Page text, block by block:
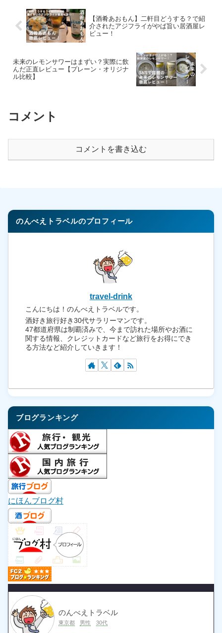
【酒肴あおもん】二軒目どうする？で紹
介されたアジフライがやば旨い居酒屋レ
ビュー！
未来のレモンサワーはまずい？実際に飲
んだ正直レビュー【プレーン・オリジナ
ル比較】
コメント
コメントを書き込む
のんべえトラベルのプロフィール
travel-drink
こんにちは！のんべえトラベルです。
酒好き旅行好き30代サラリーマンです。
47都道府県は制覇済みで、今まで訪れた場所やお酒に
関する情報、クレジットカードなど旅行をお得にでき
る方法など紹介していきます！
ブログランキング
にほんブログ村
のんべえトラベル
東京都 男性 30代